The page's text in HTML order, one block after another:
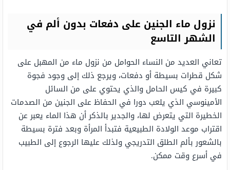
نزول ماء الجنين على دفعات بدون ألم في
الشهر التاسع
تعاني العديد من النساء الحوامل من نزول ماء من المهبل على
شكل قطرات بسيطة أو دفعات، ويرجع ذلك إلى وجود فجوة
كبيرة في كيس الحامل والذي يحتوي على من السائل
الأمينوسي الذي يلعب دورا في الحفاظ على الجنين من الصدمات
الخطيرة التي يتعرض لها، والجدير بالذكر أن هذا الماء يعبر عن
اقتراب موعد الولادة الطبيعية فتبدأ المرأة وبعد فترة بسيطة
بالشعور بألم الطلق التدريجي ولذلك عليها الرجوع إلى الطبيب
في أسرع وقت ممكن.